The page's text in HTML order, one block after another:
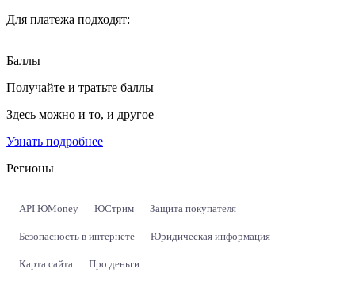
Для платежа подходят:
Баллы
Получайте и тратьте баллы
Здесь можно и то, и другое
Узнать подробнее
Регионы
API ЮMoney ЮСтрим Защита покупателя
Безопасность в интернете Юридическая информация
Карта сайта Про деньги